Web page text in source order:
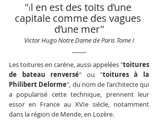
"Il en est des toits d’une
capitale comme des vagues
d’une mer"
Victor Hugo Notre Dame de Paris Tome I
Les toitures en carène, aussi appelées "toitures
de bateau renversé" ou "toitures à la
Philibert Delorme", du nom de l'architecte qui
a popularisé cette technique, prennent leur
essor en France au XVIe siècle, notamment
dans la région de Mende, en Lozère.